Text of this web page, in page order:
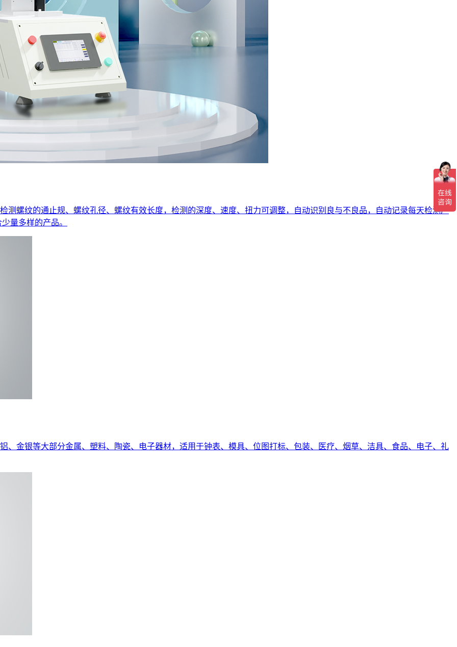
测螺纹的通止规、螺纹孔径、螺纹有效长度，检测的深度、速度、扭力可调整，自动识别良与不良品，自动记录每天检测产
量多样的产品。
、金银等大部分金属、塑料、陶瓷、电子器材，适用于钟表、模具、位图打标、包装、医疗、烟草、洁具、食品、电子、礼